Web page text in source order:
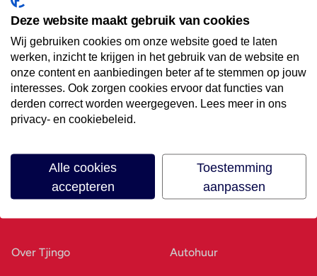
Volg ons op social media
Over Tjingo Autohuur
Deze website maakt gebruik van cookies
Wij gebruiken cookies om onze website goed te laten
werken, inzicht te krijgen in het gebruik van de website en
onze content en aanbiedingen beter af te stemmen op jouw
interesses. Ook zorgen cookies ervoor dat functies van
derden correct worden weergegeven. Lees meer in ons
privacy- en cookiebeleid.
Alle cookies
accepteren
Toestemming
aanpassen